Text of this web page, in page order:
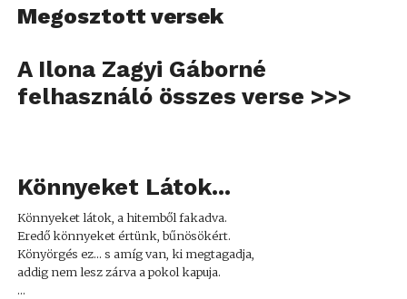
Megosztott versek
A Ilona Zagyi Gáborné
felhasználó összes verse >>>
Könnyeket Látok...
Könnyeket látok, a hitemből fakadva.
Eredő könnyeket értünk, bűnösökért.
Könyörgés ez... s amíg van, ki megtagadja,
addig nem lesz zárva a pokol kapuja.
...